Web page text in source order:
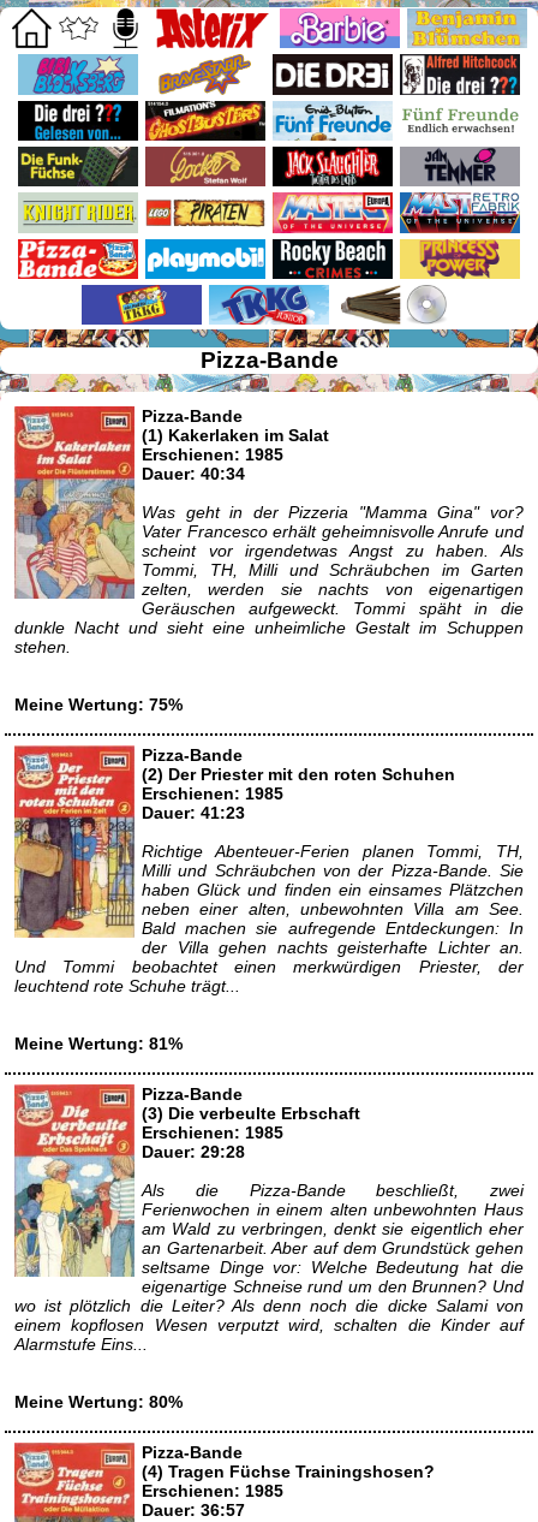
Pizza-Bande
Pizza-Bande
(1) Kakerlaken im Salat
Erschienen: 1985
Dauer: 40:34
Was geht in der Pizzeria "Mamma Gina" vor?
Vater Francesco erhält geheimnisvolle Anrufe und
scheint vor irgendetwas Angst zu haben. Als
Tommi, TH, Milli und Schräubchen im Garten
zelten, werden sie nachts von eigenartigen
Geräuschen aufgeweckt. Tommi späht in die
dunkle Nacht und sieht eine unheimliche Gestalt im Schuppen
stehen.
Meine Wertung: 75%
Pizza-Bande
(2) Der Priester mit den roten Schuhen
Erschienen: 1985
Dauer: 41:23
Richtige Abenteuer-Ferien planen Tommi, TH,
Milli und Schräubchen von der Pizza-Bande. Sie
haben Glück und finden ein einsames Plätzchen
neben einer alten, unbewohnten Villa am See.
Bald machen sie aufregende Entdeckungen: In
der Villa gehen nachts geisterhafte Lichter an.
Und Tommi beobachtet einen merkwürdigen Priester, der
leuchtend rote Schuhe trägt...
Meine Wertung: 81%
Pizza-Bande
(3) Die verbeulte Erbschaft
Erschienen: 1985
Dauer: 29:28
Als die Pizza-Bande beschließt, zwei
Ferienwochen in einem alten unbewohnten Haus
am Wald zu verbringen, denkt sie eigentlich eher
an Gartenarbeit. Aber auf dem Grundstück gehen
seltsame Dinge vor: Welche Bedeutung hat die
eigenartige Schneise rund um den Brunnen? Und
wo ist plötzlich die Leiter? Als denn noch die dicke Salami von
einem kopflosen Wesen verputzt wird, schalten die Kinder auf
Alarmstufe Eins...
Meine Wertung: 80%
Pizza-Bande
(4) Tragen Füchse Trainingshosen?
Erschienen: 1985
Dauer: 36:57